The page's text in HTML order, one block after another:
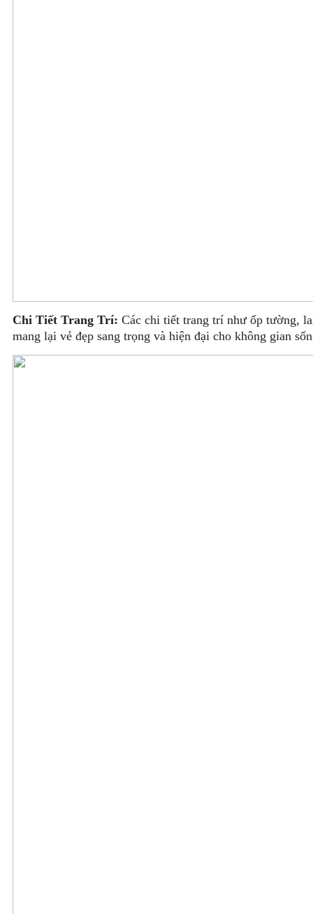
Chi Tiết Trang Trí: Các chi tiết trang trí như ốp tường,
mang lại vẻ đẹp sang trọng và hiện đại cho không gian